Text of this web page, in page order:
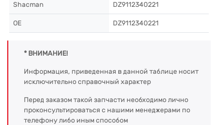
Shacman DZ9112340221
OE DZ9112340221
* ВНИМАНИЕ!
Информация, приведенная в данной таблице носит
исключительно справочный характер
Перед заказом такой запчасти необходимо лично
проконсультироваться с нашими менеджерами по
телефону либо иным способом